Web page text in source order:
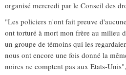
organisé mercredi par le Conseil des
"Les policiers n'ont fait preuve
ont torturé à mort mon frère au milieu
un groupe de témoins qui les
nous ont encore une fois donné la
noires ne comptent pas aux Etats-